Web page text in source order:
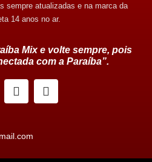
sempre atualizadas e na marca da
14 anos no ar.
Mix e volte sempre, pois
com a Paraíba”.